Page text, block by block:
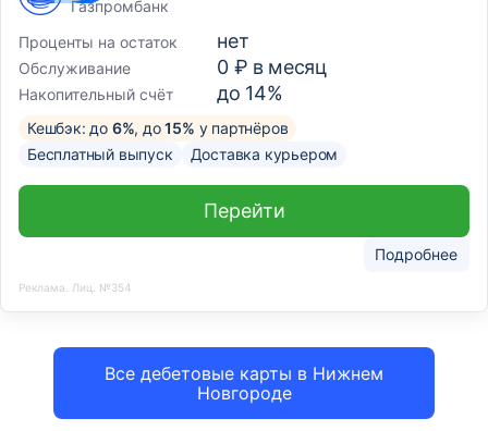
Все дебетовые карты в Нижнем
Новгороде
Газпромбанк
Проценты на остаток
нет
Обслуживание 0 ₽ в месяц
Накопительный счёт до 14%
Кешбэк: до 6%, до15% у партнёров
Бесплатный выпуск
Доставка курьером
Подробнее
Перейти
Реклама. Лиц. №354